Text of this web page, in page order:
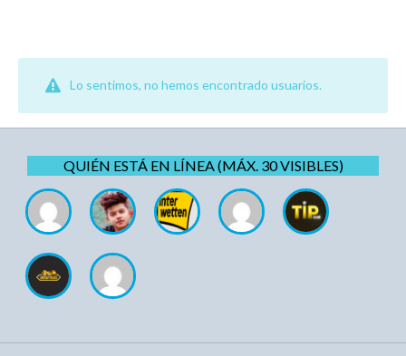
Lo sentimos, no hemos encontrado usuarios.
QUIÉN ESTÁ EN LÍNEA (MÁX. 30 VISIBLES)